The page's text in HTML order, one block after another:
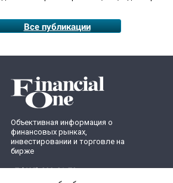
Все публикации
Объективная информация о
финансовых рынках,
инвестировании и торговле на
бирже
+7 (495) 899-01-70
info@fomag.ru